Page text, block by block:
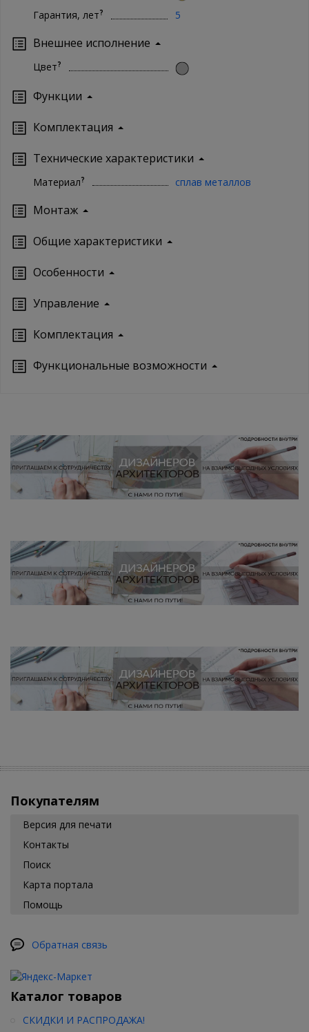
Гарантия, лет? 5
Внешнее исполнение
Цвет?
Функции
Комплектация
Технические характеристики
Материал? сплав металлов
Монтаж
Oбщие характеристики
Особенности
Управление
Кoмплектация
Функциональные возможности
Покупателям
Версия для печати
Контакты
Поиск
Карта портала
Помощь
Обратная связь
Каталог товаров
СКИДКИ И РАСПРОДАЖА!